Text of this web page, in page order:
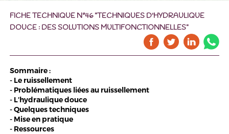
FICHE TECHNIQUE N°46 "TECHNIQUES D'HYDRAULIQUE
DOUCE : DES SOLUTIONS MULTIFONCTIONNELLES"
Sommaire :
- Le ruissellement
- Problématiques liées au ruissellement
- L’hydraulique douce
- Quelques techniques
- Mise en pratique
- Ressources